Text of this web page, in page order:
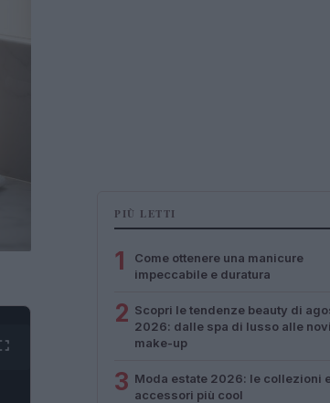
PIÙ LETTI
1
Come ottenere una manicure
impeccabile e duratura
2 Scopri le tendenze beauty di
2026: dalle spa di lusso alle
make-up
3 Moda estate 2026: le collezioni
accessori più cool